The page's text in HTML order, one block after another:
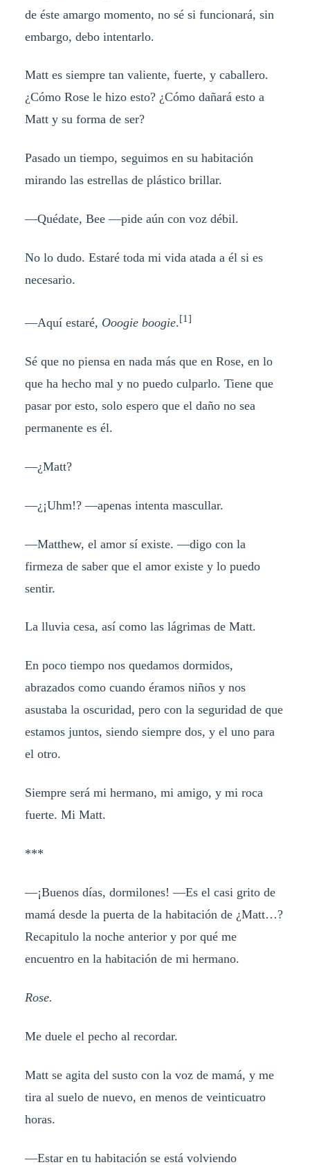
de éste amargo momento, no sé si funcionará, sin
embargo, debo intentarlo.
Matt es siempre tan valiente, fuerte, y caballero.
¿Cómo Rose le hizo esto? ¿Cómo dañará esto a
Matt y su forma de ser?
Pasado un tiempo, seguimos en su habitación
mirando las estrellas de plástico brillar.
—Quédate, Bee —pide aún con voz débil.
No lo dudo. Estaré toda mi vida atada a él si es
necesario.
—Aquí estaré, Ooogie boogie.[1]
Sé que no piensa en nada más que en Rose, en lo
que ha hecho mal y no puedo culparlo. Tiene que
pasar por esto, solo espero que el daño no sea
permanente es él.
—¿Matt?
—¿¡Uhm!? —apenas intenta mascullar.
—Matthew, el amor sí existe. —digo con la
firmeza de saber que el amor existe y lo puedo
sentir.
La lluvia cesa, así como las lágrimas de Matt.
En poco tiempo nos quedamos dormidos,
abrazados como cuando éramos niños y nos
asustaba la oscuridad, pero con la seguridad de que
estamos juntos, siendo siempre dos, y el uno para
el otro.
Siempre será mi hermano, mi amigo, y mi roca
fuerte. Mi Matt.
***
—¡Buenos días, dormilones! —Es el casi grito de
mamá desde la puerta de la habitación de ¿Matt…?
Recapitulo la noche anterior y por qué me
encuentro en la habitación de mi hermano.
Rose.
Me duele el pecho al recordar.
Matt se agita del susto con la voz de mamá, y me
tira al suelo de nuevo, en menos de veinticuatro
horas.
—Estar en tu habitación se está volviendo